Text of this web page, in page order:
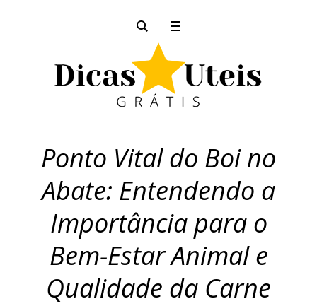
Ponto Vital do Boi no
Abate: Entendendo a
Importância para o
Bem-Estar Animal e
Qualidade da Carne